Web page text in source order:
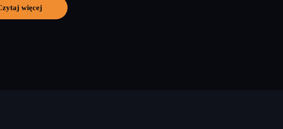
więcej